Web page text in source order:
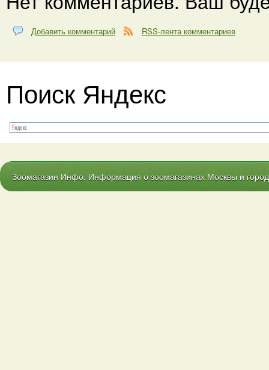
Добавить комментарий RSS-лента комментариев
Поиск Яндекс
Зоомагазин Инфо. Информация о зоомагазинах Москвы и